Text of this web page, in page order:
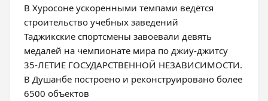
В Хуросоне ускоренными темпами ведётся
строительство учебных заведений
Таджикские спортсмены завоевали девять
медалей на чемпионате мира по джиу-джитсу
35-ЛЕТИЕ ГОСУДАРСТВЕННОЙ НЕЗАВИСИМОСТИ.
В Душанбе построено и реконструировано более
6500 объектов